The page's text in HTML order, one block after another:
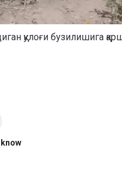
қулоғи бузилишига